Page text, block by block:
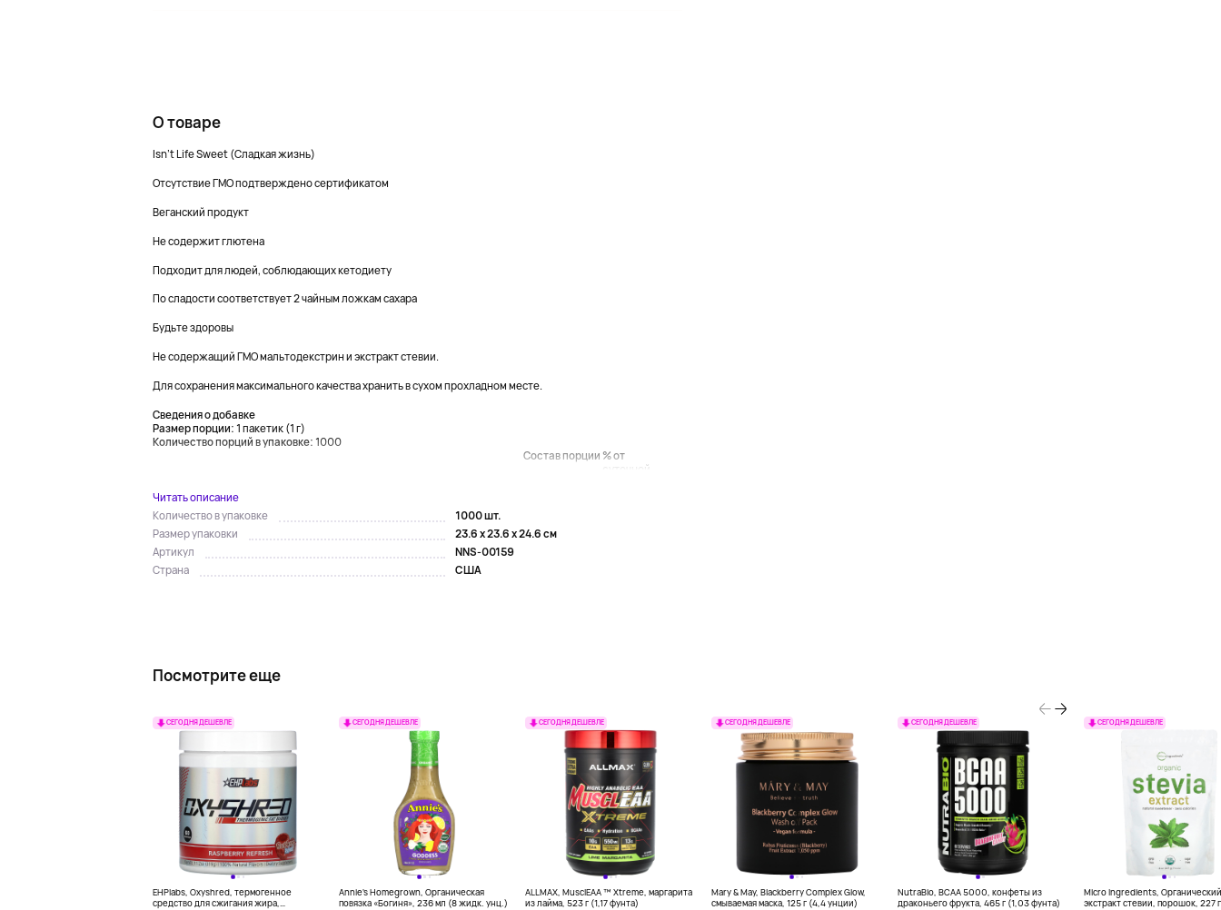
О товаре
Isn't Life Sweet (Сладкая жизнь)
Отсутствие ГМО подтверждено сертификатом
Веганский продукт
Не содержит глютена
Подходит для людей, соблюдающих кетодиету
По сладости соответствует 2 чайным ложкам сахара
Будьте здоровы
Не содержащий ГМО мальтодекстрин и экстракт стевии.
Для сохранения максимального качества хранить в сухом прохладном месте.
Сведения о добавке
Размер порции: 1 пакетик (1 г)
Количество порций в упаковке: 1000
Состав порции % от
суточной...
Читать описание
Количество в упаковке
1000 шт.
Размер упаковки
23.6 x 23.6 x 24.6 см
Артикул
NNS-00159
Страна
США
Посмотрите еще
СЕГОДНЯ ДЕШЕВЛЕ
EHPlabs, Oxyshred, термогенное
средство для сжигания жира,
СЕГОДНЯ ДЕШЕВЛЕ
Annie's Homegrown, Органическая
повязка «Богиня», 236 мл (8 жидк. унц.)
СЕГОДНЯ ДЕШЕВЛЕ
ALLMAX, MusclEAA ™ Xtreme, маргарита
из лайма, 523 г (1,17 фунта)
СЕГОДНЯ ДЕШЕВЛЕ
Mary & May, Blackberry Complex Glow,
смываемая маска, 125 г (4,4 унции)
СЕГОДНЯ ДЕШЕВЛЕ
NutraBio, BCAA 5000, конфеты из
драконьего фрукта, 465 г (1,03 фунта)
СЕГОДНЯ ДЕШЕВЛЕ
Micro Ingredients, Органический
экстракт стевии, порошок, 227